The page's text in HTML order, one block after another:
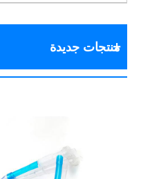
منتجات جديدة